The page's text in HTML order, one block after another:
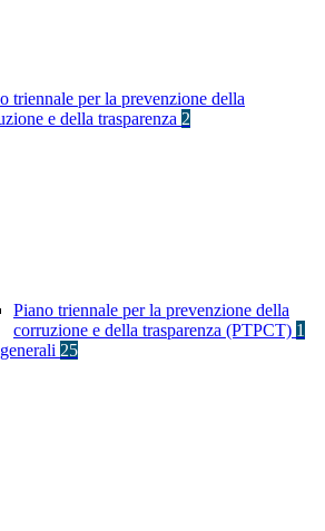
triennale per la prevenzione della
e della trasparenza 2
Piano triennale per la prevenzione della
corruzione e della trasparenza (PTPCT) 1
25